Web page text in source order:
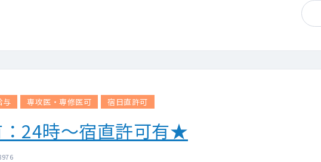
与 専攻医・専修医可 宿日直許可
24時～宿直許可有★